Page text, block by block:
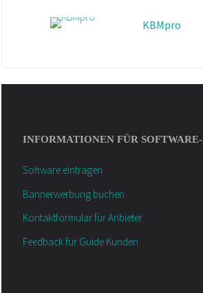
Job+
INFORMATIONEN FÜR
Software eintragen
Bannerwerbung buchen
Kontaktformular für Anbieter
Feedback für Guide Kunden